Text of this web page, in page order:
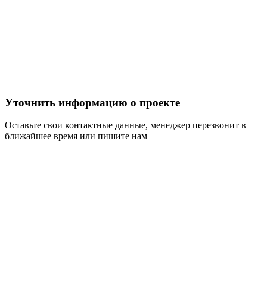
Уточнить информацию о проекте
Оставьте свои контактные данные, менеджер перезвонит в
ближайшее время или пишите нам